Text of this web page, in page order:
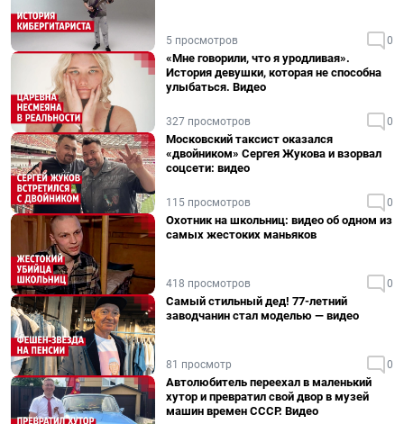
5 просмотров 0
«Мне говорили, что я уродливая».
История девушки, которая не способна
улыбаться. Видео
327 просмотров 0
Московский таксист оказался
«двойником» Сергея Жукова и взорвал
соцсети: видео
115 просмотров 0
Охотник на школьниц: видео об одном из
самых жестоких маньяков
418 просмотров 0
Самый стильный дед! 77-летний
заводчанин стал моделью — видео
81 просмотр 0
Автолюбитель переехал в маленький
хутор и превратил свой двор в музей
машин времен СССР. Видео